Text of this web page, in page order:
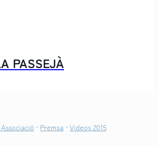
PASSEJÀ
· Premsa · Videos 2015